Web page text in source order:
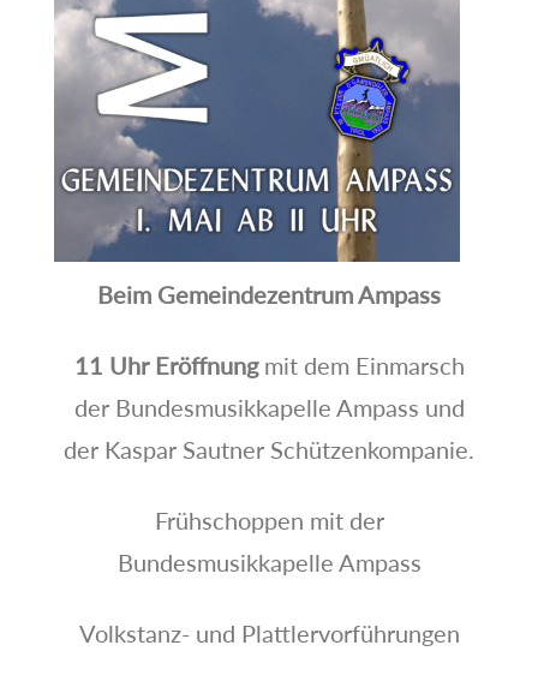
Beim Gemeindezentrum Ampass
11 Uhr Eröffnungmit dem Einmarsch
der Bundesmusikkapelle Ampass und
der Kaspar Sautner Schützenkompanie.
Frühschoppen mit der
Bundesmusikkapelle Ampass
Volkstanz- und Plattlervorführungen